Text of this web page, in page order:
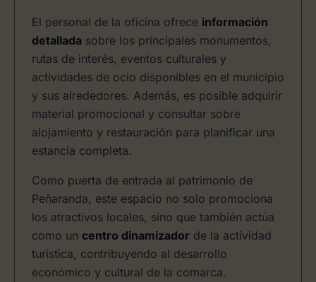
El personal de la oficina ofrece información
detallada sobre los principales monumentos,
rutas de interés, eventos culturales y
actividades de ocio disponibles en el municipio
y sus alrededores. Además, es posible adquirir
material promocional y consultar sobre
alojamiento y restauración para planificar una
estancia completa.
Como puerta de entrada al patrimonio de
Peñaranda, este espacio no solo promociona
los atractivos locales, sino que también actúa
como un centro dinamizador de la actividad
turística, contribuyendo al desarrollo
económico y cultural de la comarca.